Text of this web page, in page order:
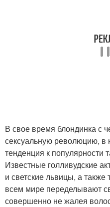
В свое время блондинка с
сексуальную революцию,
тенденция к популярности
Известные голливудские
и светские львицы, а
всем мире переделывают
совершенно не жалея